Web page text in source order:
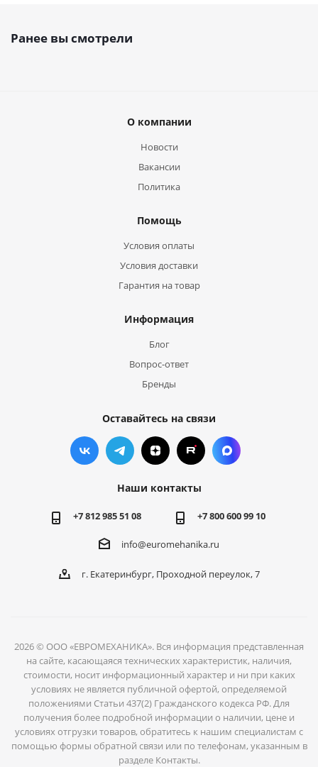
Ранее вы смотрели
О компании
Новости
Вакансии
Политика
Помощь
Условия оплаты
Условия доставки
Гарантия на товар
Информация
Блог
Вопрос-ответ
Бренды
Оставайтесь на связи
Наши контакты
+7 812 985 51 08 +7 800 600 99 10
info@euromehanika.ru
г. Екатеринбург, Проходной переулок, 7
2026 © ООО «ЕВРОМЕХАНИКА». Вся информация представленная
на сайте, касающаяся технических характеристик, наличия,
стоимости, носит информационный характер и ни при каких
условиях не является публичной офертой, определяемой
положениями Статьи 437(2) Гражданского кодекса РФ. Для
получения более подробной информации о наличии, цене и
условиях отгрузки товаров, обратитесь к нашим специалистам с
помощью формы обратной связи или по телефонам, указанным в
разделе Контакты.